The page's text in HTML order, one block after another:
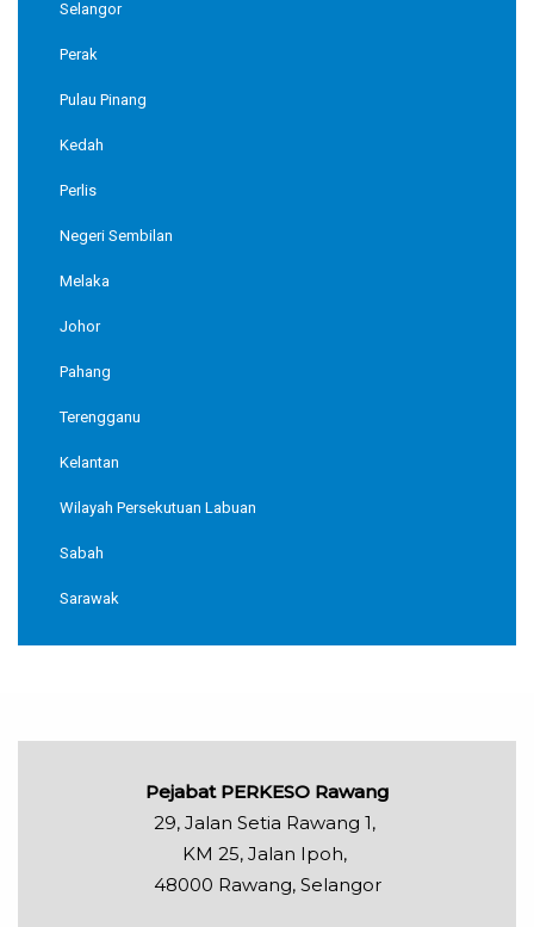
Selangor
Perak
Pulau Pinang
Kedah
Perlis
Negeri Sembilan
Melaka
Johor
Pahang
Terengganu
Kelantan
Wilayah Persekutuan Labuan
Sabah
Sarawak
Pejabat PERKESO Rawang
29, Jalan Setia Rawang 1,
KM 25, Jalan Ipoh,
48000 Rawang, Selangor